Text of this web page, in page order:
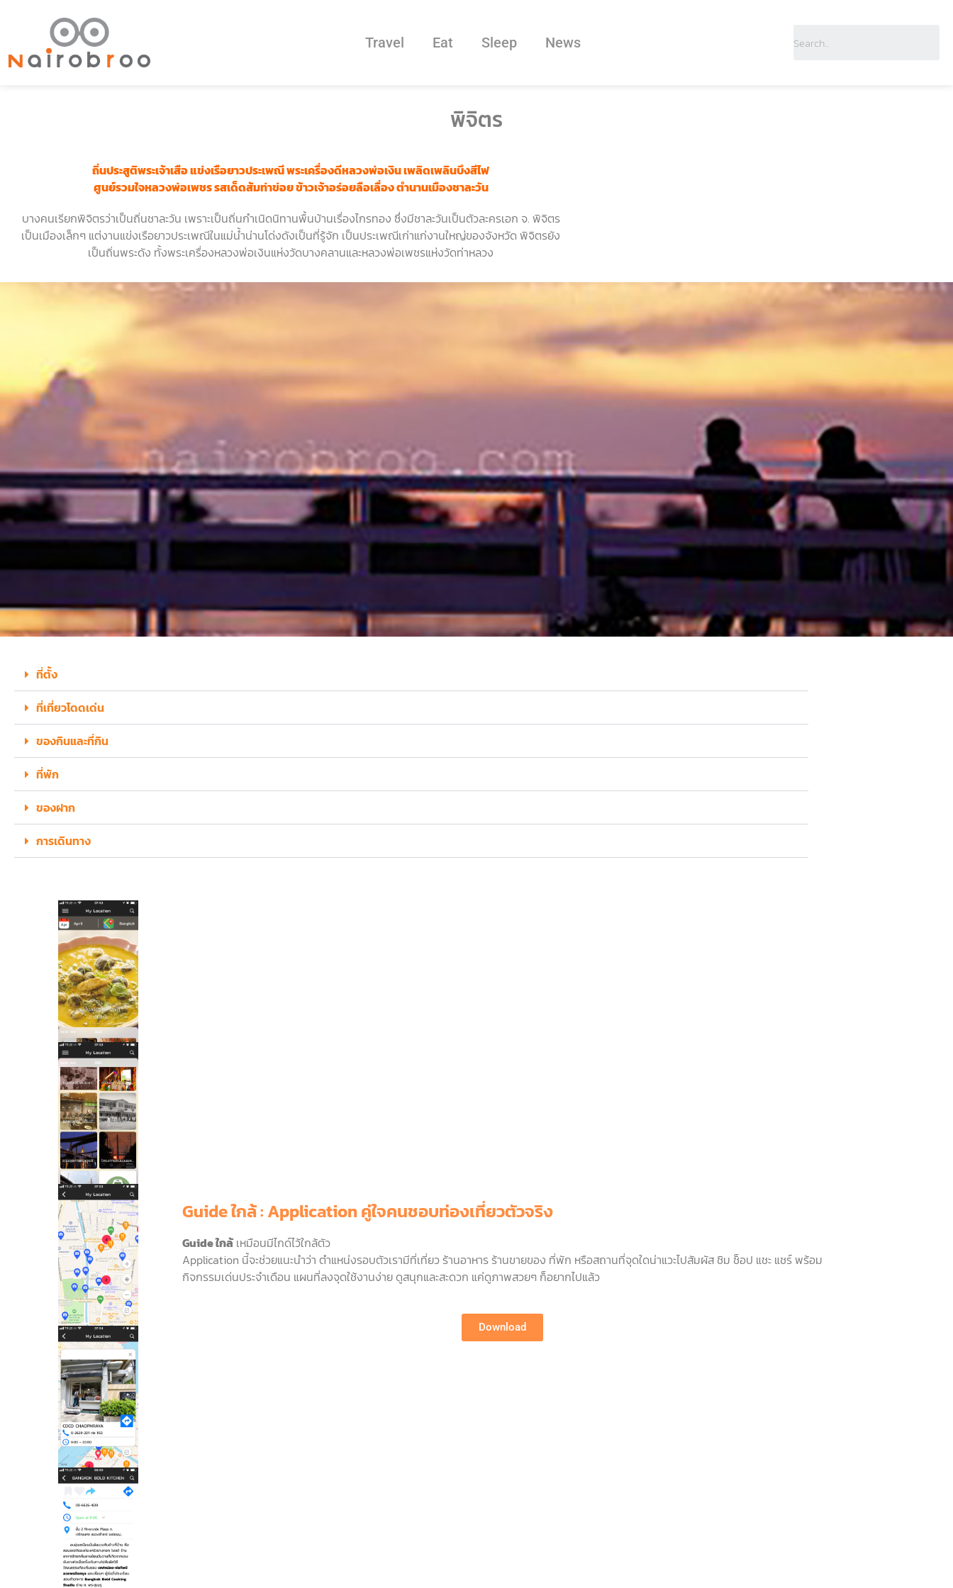
Travel Eat Sleep News
พิจิตร
ถิ่นประสูติพระเจ้าเสือ แข่งเรือยาวประเพณีพระเครื่องดีหลวงพ่อเงินเพลิดเพลินบึงสีไฟ
ศูนย์รวมใจหลวงพ่อเพชร รสเด็ดส้มท่าข่อย ข้าวเจ้าอร่อยลือเลื่อง ตำนานเมืองชาละวัน
บางคนเรียกพิจิตรว่าเป็นถิ่นชาละวัน เพราะเป็นถิ่นกำเนิดนิทานพื้นบ้านเรื่องไกรทอง ซึ่งมีชาละวันเป็นตัวละครเอก จ. พิจิตร
เป็นเมืองเล็กๆ แต่งานแข่งเรือยาวประเพณีในแม่น้ำน่านโด่งดังเป็นที่รู้จัก เป็นประเพณีเก่าแก่งานใหญ่ของจังหวัด พิจิตรยัง
เป็นถิ่นพระดัง ทั้งพระเครื่องหลวงพ่อเงินแห่งวัดบางคลานและหลวงพ่อเพชรแห่งวัดท่าหลวง
ที่ตั้ง
ที่เที่ยวโดดเด่น
ของกินและที่กิน
ที่พัก
ของฝาก
การเดินทาง
Guide ใกล้ : Application คู่ใจคนชอบท่องเที่ยวตัวจริง
Guide ใกล้เหมือนมีไกด์ไว้ใกล้ตัว
Application นี้จะช่วยแนะนำว่า ตำแหน่งรอบตัวเรามีที่เที่ยว ร้านอาหาร ร้านขายของ ที่พัก หรือสถานที่จุดใดน่าแวะไปสัมผัส ชิม ช็อป แชะ แชร์ พร้อม
กิจกรรมเด่นประจำเดือน แผนที่ลงจุดใช้งานง่าย ดูสนุกและสะดวก แค่ดูภาพสวยๆ ก็อยากไปแล้ว
Download